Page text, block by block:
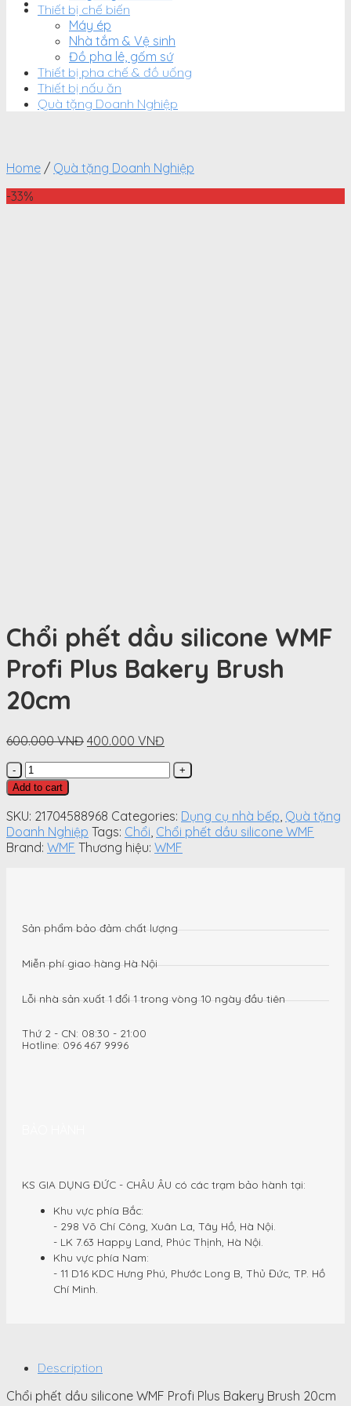
Thiết bị chế biến
Máy ép
Nhà tắm & Vệ sinh
Đồ pha lê, gốm sứ
Thiết bị pha chế & đồ uống
Thiết bị nấu ăn
Quà tặng Doanh Nghiệp
Home / Quà tặng Doanh Nghiệp
-33%
Chổi phết dầu silicone WMF
Profi Plus Bakery Brush
20cm
600.000VNĐ Original
400.000 VNĐ
Chổi
phết
dầu
silicone
WMF
Profi
quantity
Add to cart
SKU: 21704588968 Categories: Dụng cụ nhà bếp Quà tặng
Doanh Nghiệp Tags: Chổi Chổi phết dầu silicone WMF
Brand: WMF Thương hiệu: WMF
Sản phẩm bảo đảm chất lượng
Miễn phí giao hàng Hà Nội
Lỗi nhà sản xuất 1 đổi 1 trong vòng 10 ngày đầu tiên
Thứ 2 - CN: 08:30 - 21:00
Hotline: 096 467 9996
KS GIA DỤNG ĐỨC - CHÂU ÂU có các trạm bảo hành tại:
Khu vực phía Bắc:
- 298 Võ Chí Công, Xuân La, Tây Hồ, Hà Nội.
- LK 7.63 Happy Land, Phúc Thịnh, Hà Nội.
Khu vực phía Nam:
- 11 D16 KDC Hưng Phú, Phước Long B, Thủ Đức, TP. Hồ
Chí Minh.
Description
Chổi phết dầu silicone WMF Profi Plus Bakery Brush 20cm